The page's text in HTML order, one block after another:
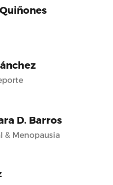
D. Barros
& Menopausia